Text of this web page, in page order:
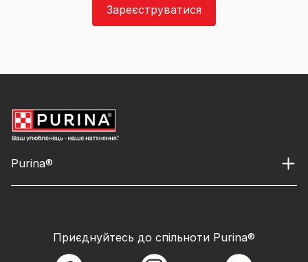
Зареєструватися
Purina®
Приєднуйтесь до спільноти Purina®